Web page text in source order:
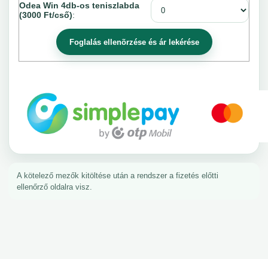
Odea Win 4db-os teniszlabda
(3000 Ft/cső):
A kötelező mezők kitöltése után a rendszer a fizetés előtti
ellenőrző oldalra visz.